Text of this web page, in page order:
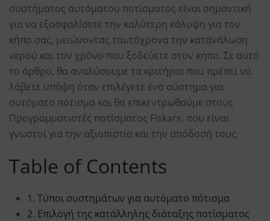
συστήματος αυτόματου ποτίσματος είναι σημαντική
για να εξασφαλίσετε την καλύτερη κάλυψη για τον
κήπο σας, μειώνοντας ταυτόχρονα την κατανάλωση
νερού και τον χρόνο που ξοδεύετε στον κήπο. Σε αυτό
το άρθρο, θα αναλύσουμε τα κριτήρια που πρέπει να
λάβετε υπόψη όταν επιλέγετε ένα σύστημα για
αυτόματο πότισμα και θα επικεντρωθούμε στους
Προγραμματιστές ποτίσματος Fiskars, που είναι
γνωστοί για την αξιοπιστία και την απόδοσή τους.
Table of Contents
1. Τύποι συστημάτων για αυτόματο πότισμα
2. Επιλογή της κατάλληλης διάταξης ποτίσματος